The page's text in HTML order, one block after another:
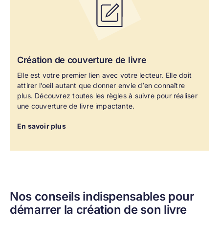
Création de couverture de livre
Elle est votre premier lien avec votre lecteur. Elle doit
attirer l’oeil autant que donner envie d’en connaître
plus. Découvrez toutes les règles à suivre pour réaliser
une couverture de livre impactante.
En savoir plus
Nos conseils indispensables pour
démarrer la création de son livre